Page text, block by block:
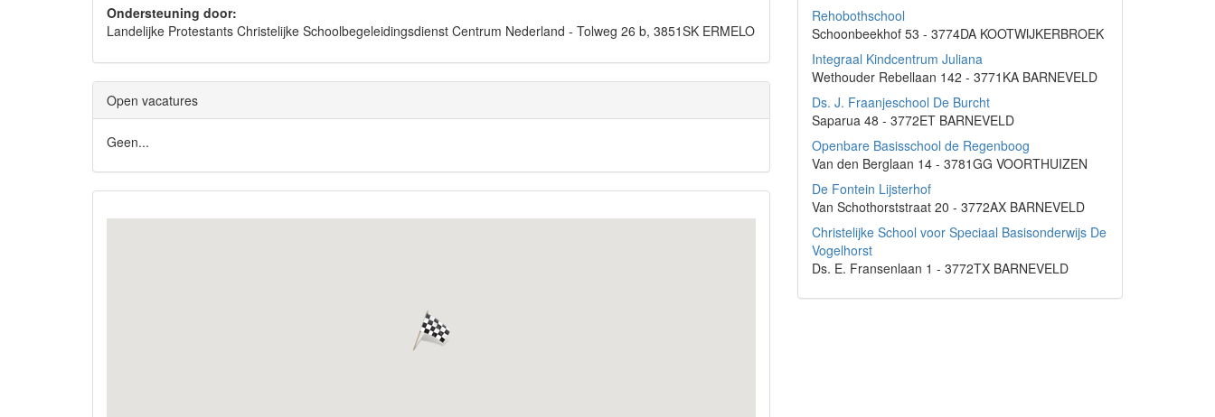
Ondersteuning door:
Landelijke Protestants Christelijke Schoolbegeleidingsdienst Centrum Nederland - Tolweg 26 b, 3851SK ERMELO
Open vacatures
Geen...
Rehobothschool
Schoonbeekhof 53 - 3774DA KOOTWIJKERBROEK
Integraal Kindcentrum Juliana
Wethouder Rebellaan 142 - 3771KA BARNEVELD
Ds. J. Fraanjeschool De Burcht
Saparua 48 - 3772ET BARNEVELD
Openbare Basisschool de Regenboog
Van den Berglaan 14 - 3781GG VOORTHUIZEN
De Fontein Lijsterhof
Van Schothorststraat 20 - 3772AX BARNEVELD
Christelijke School voor Speciaal Basisonderwijs De
Vogelhorst
Ds. E. Fransenlaan 1 - 3772TX BARNEVELD